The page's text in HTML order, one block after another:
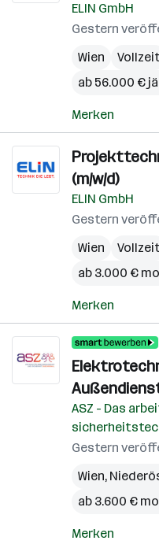
ELIN GmbH
Gestern
Wien
ab 56.000 €
Merken
(m/w/d)
ELIN GmbH
Gestern
Wien
ab 3.000 €
Merken
ASZ - Das
Gestern
Wien,
ab 3.600 €
Merken